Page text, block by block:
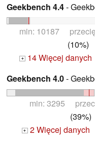
Geekbench 4.4-
min: 10187
(10%)
+ 14 Więcej danych
Geekbench 4.0-
min: 3295
(39%)
+ 2 Więcej danych